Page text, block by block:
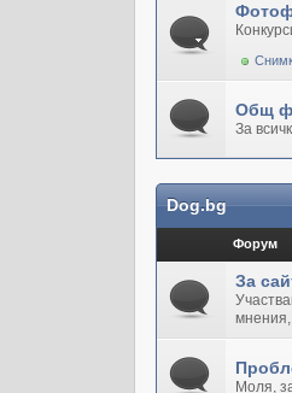
Общ
За
Dog.bg
Форум
За
мнения,
Моля,